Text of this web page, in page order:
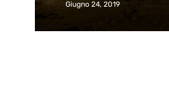
Giugno 24, 2019